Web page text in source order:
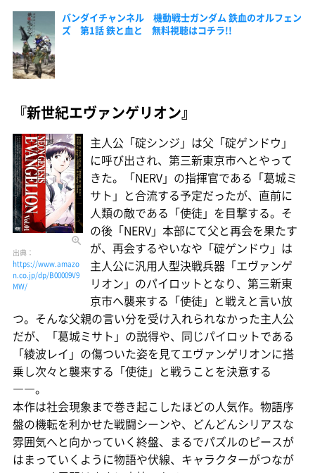
バンダイチャンネル 機動戦士ガンダム 鉄血のオルフェン
ズ 第1話 鉄と血と 無料視聴はコチラ!!
『新世紀エヴァンゲリオン』
出典：
https://www.amazo
n.co.jp/dp/B00009V9
MW/
主人公「碇シンジ」は父「碇ゲンドウ」
に呼び出され、第三新東京市へとやって
きた。「NERV」の指揮官である「葛城ミ
サト」と合流する予定だったが、直前に
人類の敵である「使徒」を目撃する。そ
の後「NERV」本部にて父と再会を果たす
が、再会するやいなや「碇ゲンドウ」は
主人公に汎用人型決戦兵器「エヴァンゲ
リオン」のパイロットとなり、第三新東
京市へ襲来する「使徒」と戦えと言い放
つ。そんな父親の言い分を受け入れられなかった主人公
だが、「葛城ミサト」の説得や、同じパイロットである
「綾波レイ」の傷ついた姿を見てエヴァンゲリオンに搭
乗し次々と襲来する「使徒」と戦うことを決意する
――。
本作は社会現象まで巻き起こしたほどの人気作。物語序
盤の機転を利かせた戦闘シーンや、どんどんシリアスな
雰囲気へと向かっていく終盤、まるでパズルのピースが
はまっていくように物語や伏線、キャラクターがつなが